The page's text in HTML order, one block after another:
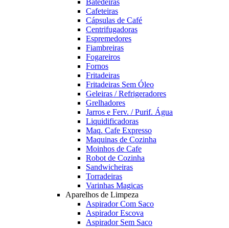
Batedeiras
Cafeteiras
Cápsulas de Café
Centrifugadoras
Espremedores
Fiambreiras
Fogareiros
Fornos
Fritadeiras
Fritadeiras Sem Óleo
Geleiras / Refrigeradores
Grelhadores
Jarros e Ferv. / Purif. Água
Liquidificadoras
Maq. Cafe Expresso
Maquinas de Cozinha
Moinhos de Cafe
Robot de Cozinha
Sandwicheiras
Torradeiras
Varinhas Magicas
Aparelhos de Limpeza
Aspirador Com Saco
Aspirador Escova
Aspirador Sem Saco